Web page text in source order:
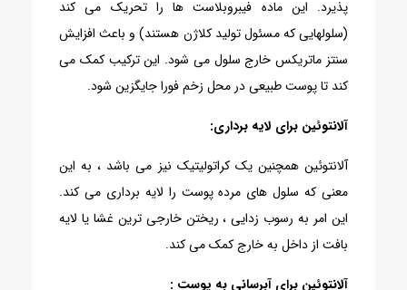
پذیرد. این ماده فیبروبلاست ها را تحریک می کند
(سلولهایی که مسئول تولید کلاژن هستند) و باعث افزایش
سنتز ماتریکس خارج سلول می شود. این ترکیب کمک می
کند تا پوست طبیعی در محل زخم فورا جایگزین شود.
آلانتوئین برای لایه برداری:
آلانتوئین همچنین یک کراتولیتیک نیز می باشد ، به این
معنی که سلول های مرده پوست را لایه برداری می کند.
این امر به رسوب زدایی ، ریختن خارجی ترین غشا یا لایه
بافت از داخل به خارج کمک می کند.
آلانتوئین برای آبرسانی به پوست :